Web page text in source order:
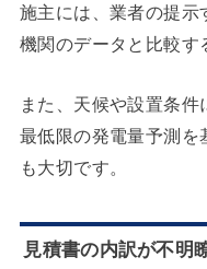
施主には、業者の提示
機関のデータと比較す
また、天候や設置条件
最低限の発電量予測を
も大切です。
見積書の内訳が不明